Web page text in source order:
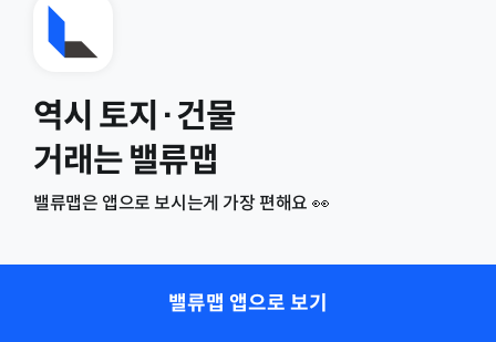
역시 토지·건물
거래는 밸류맵
밸류맵은 앱으로 보시는게 가장 편해요 👀
밸류맵 앱으로 보기